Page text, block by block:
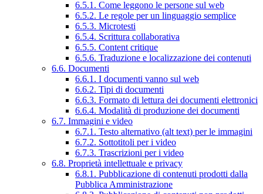
6.5.1. Come leggono le persone sul web
6.5.2. Le regole per un linguaggio semplice
6.5.3. Microtesti
6.5.4. Scrittura collaborativa
6.5.5. Content critique
6.5.6. Traduzione e localizzazione dei contenuti
6.6. Documenti
6.6.1. I documenti vanno sul web
6.6.2. Tipi di documenti
6.6.3. Formato di lettura dei documenti elettronici
6.6.4. Modalità di produzione dei documenti
6.7. Immagini e video
6.7.1. Testo alternativo (alt text) per le immagini
6.7.2. Sottotitoli per i video
6.7.3. Trascrizioni per i video
6.8. Proprietà intellettuale e privacy
6.8.1. Pubblicazione di contenuti prodotti dalla
Pubblica Amministrazione